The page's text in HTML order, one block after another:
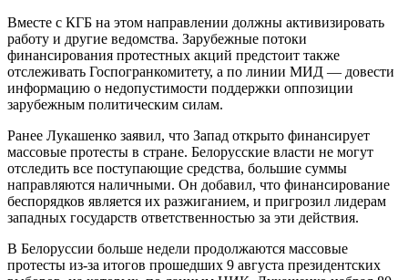
Вместе с КГБ на этом направлении должны активизировать
работу и другие ведомства. Зарубежные потоки
финансирования протестных акций предстоит также
отслеживать Госпогранкомитету, а по линии МИД — довести
информацию о недопустимости поддержки оппозиции
зарубежным политическим силам.
Ранее Лукашенко заявил, что Запад открыто финансирует
массовые протесты в стране. Белорусские власти не могут
отследить все поступающие средства, большие суммы
направляются наличными. Он добавил, что финансирование
беспорядков является их разжиганием, и пригрозил лидерам
западных государств ответственностью за эти действия.
В Белоруссии больше недели продолжаются массовые
протесты из-за итогов прошедших 9 августа президентских